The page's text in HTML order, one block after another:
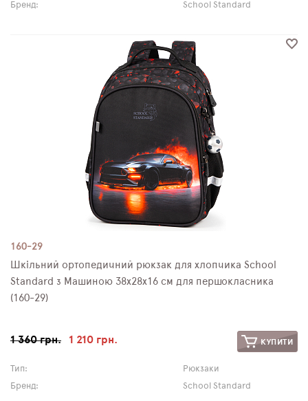
Бренд:
School Standard
160-29
Шкільний ортопедичний рюкзак для хлопчика School
Standard з Машиною 38х28х16 см для першокласника
(160-29)
1 360 грн. 1 210 грн. КУПИТИ
Тип:
Рюкзаки
Бренд:
School Standard